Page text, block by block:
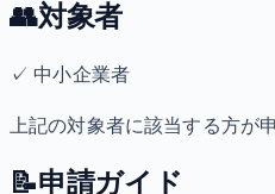
👥対象者
✓ 中小企業者
上記の対象者に該当する方が
📝申請ガイド